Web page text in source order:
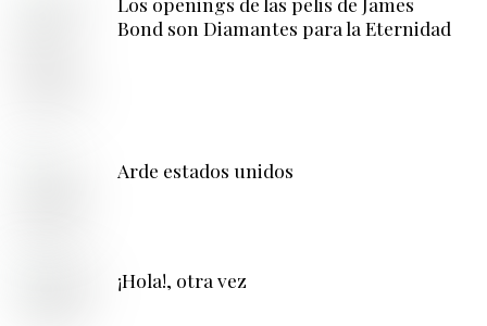
Bond son Diamantes para la Eternidad
Arde estados unidos
¡Hola!, otra vez